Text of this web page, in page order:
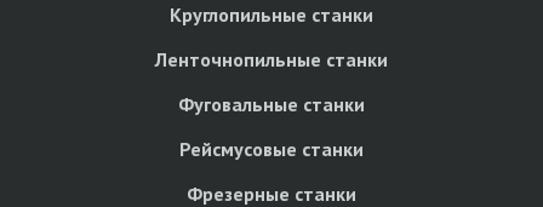
Круглопильные станки
Ленточнопильные станки
Фуговальные станки
Рейсмусовые станки
Фрезерные станки